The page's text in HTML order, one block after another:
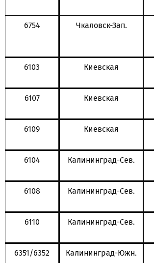
6754 Чкаловск-Зап.
6103 Киевская
6107 Киевская
6109 Киевская
6104 Калининград-Сев.
6108 Калининград-Сев.
6110 Калининград-Сев.
6351/6352 Калининград-Южн.